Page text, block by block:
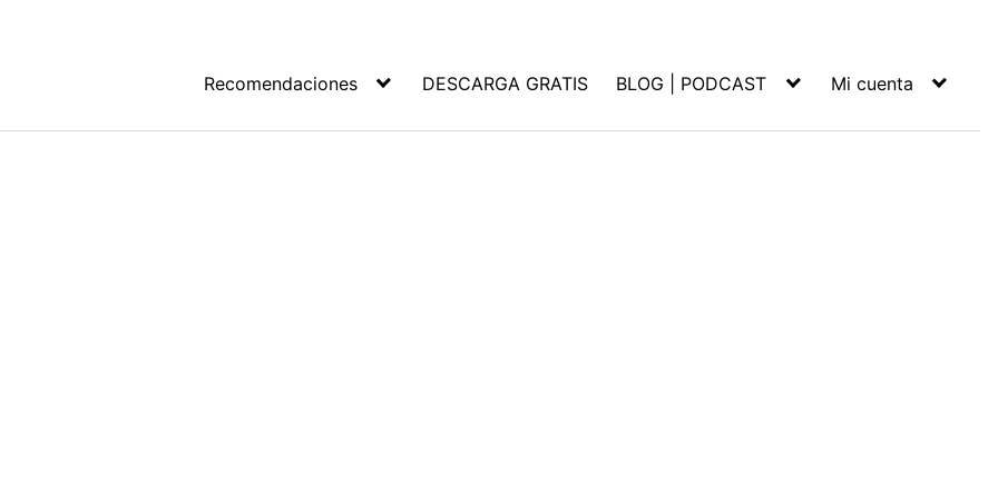
Recomendaciones DESCARGA GRATIS BLOG | PODCAST Mi cuenta